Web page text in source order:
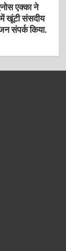
एक्का ने
में खूंटी संसदीय
संपर्क किया.